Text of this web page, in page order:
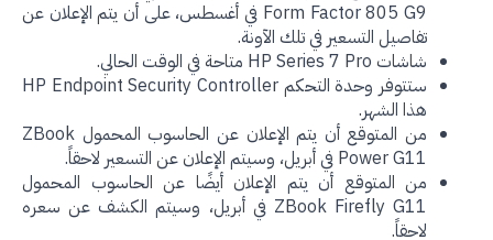
Form Factor 805 G9 في أغسطس، على أن يتم الإعلان عن
تفاصيل التسعير في تلك الآونة.
شاشات HP Series 7 Pro متاحة في الوقت الحالي.
ستتوفر وحدة التحكم HP Endpoint Security Controller
هذا الشهر.
من المتوقع أن يتم الإعلان عن الحاسوب المحمول ZBook
Power G11 في أبريل، وسيتم الإعلان عن التسعير لاحقاً.
من المتوقع أن يتم الإعلان أيضًا عن الحاسوب المحمول
ZBook Firefly G11 في أبريل، وسيتم الكشف عن سعره